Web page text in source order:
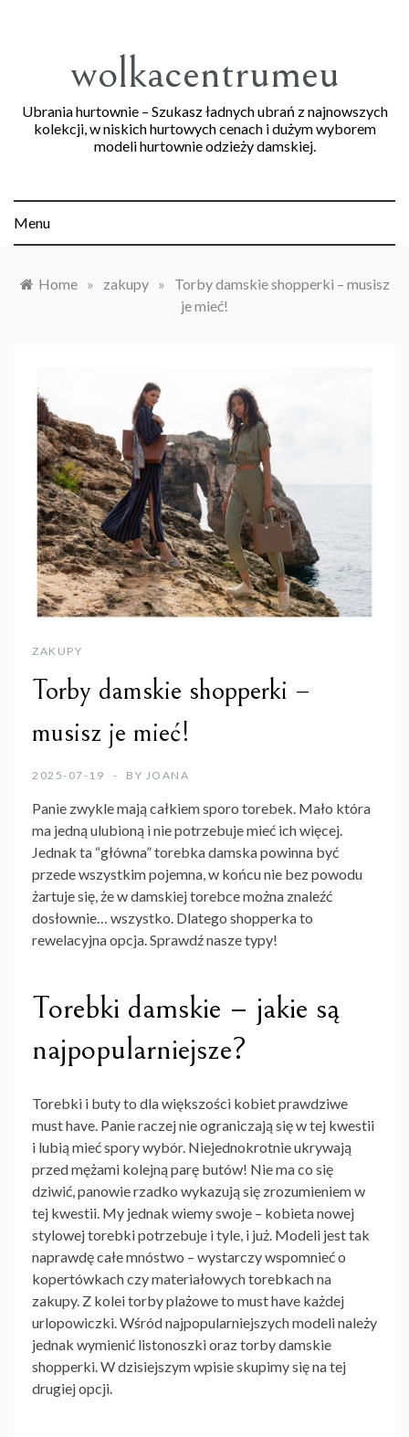
wolkacentrumeu
Ubrania hurtownie – Szukasz ładnych ubrań z najnowszych
kolekcji, w niskich hurtowych cenach i dużym wyborem
modeli hurtownie odzieży damskiej.
Menu
Home » zakupy »
Torby damskie shopperki – musisz
je mieć!
ZAKUPY
Torby damskie shopperki –
musisz je mieć!
2025-07-19 BY JOANA
Panie zwykle mają całkiem sporo torebek. Mało która
ma jedną ulubioną i nie potrzebuje mieć ich więcej.
Jednak ta “główna” torebka damska powinna być
przede wszystkim pojemna, w końcu nie bez powodu
żartuje się, że w damskiej torebce można znaleźć
dosłownie… wszystko. Dlatego shopperka to
rewelacyjna opcja. Sprawdź nasze typy!
Torebki damskie – jakie są
najpopularniejsze?
Torebki i buty to dla większości kobiet prawdziwe
must have. Panie raczej nie ograniczają się w tej kwestii
i lubią mieć spory wybór. Niejednokrotnie ukrywają
przed mężami kolejną parę butów! Nie ma co się
dziwić, panowie rzadko wykazują się zrozumieniem w
tej kwestii. My jednak wiemy swoje – kobieta nowej
stylowej torebki potrzebuje i tyle, i już. Modeli jest tak
naprawdę całe mnóstwo – wystarczy wspomnieć o
kopertówkach czy materiałowych torebkach na
zakupy. Z kolei torby plażowe to must have każdej
urlopowiczki. Wśród najpopularniejszych modeli należy
jednak wymienić listonoszki oraztorby damskie
shopperki. Wdzisiejszym wpisie skupimy się na tej
drugiej opcji.